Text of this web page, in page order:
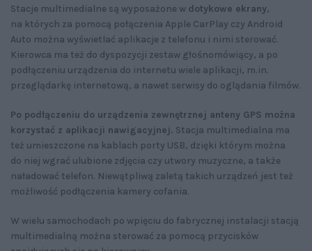
Stacje multimedialne są wyposażone w dotykowe ekrany,
na których za pomocą połączenia Apple CarPlay czy Android
Auto można wyświetlać aplikacje z telefonu i nimi sterować.
Kierowca ma też do dyspozycji zestaw głośnomówiący, a po
podłączeniu urządzenia do internetu wiele aplikacji, m.in.
przeglądarkę internetową, a nawet serwisy do oglądania filmów.
Po podłączeniu do urządzenia zewnętrznej anteny GPS można
korzystać z aplikacji nawigacyjnej. Stacja multimedialna ma
też umieszczone na kablach porty USB, dzięki którym można
do niej wgrać ulubione zdjęcia czy utwory muzyczne, a także
naładować telefon. Niewątpliwą zaletą takich urządzeń jest też
możliwość podłączenia kamery cofania.
W wielu samochodach po wpięciu do fabrycznej instalacji stacją
multimedialną można sterować za pomocą przycisków